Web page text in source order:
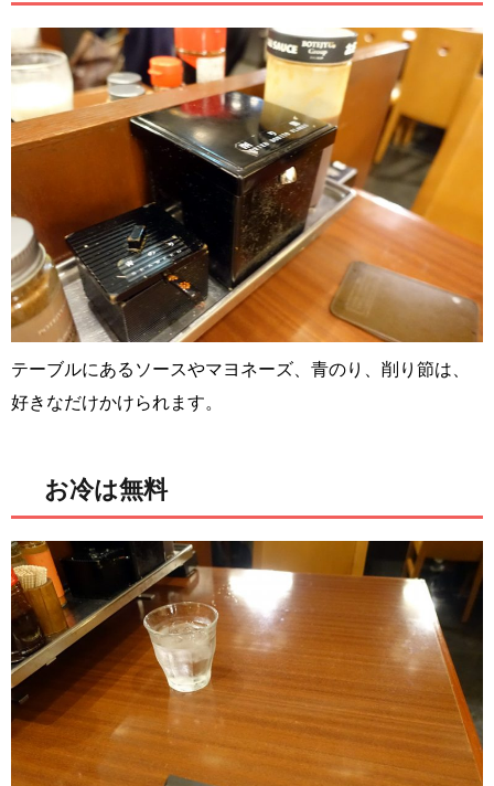
テーブルにあるソースやマヨネーズ、青のり、削り節は、
好きなだけかけられます。
お冷は無料